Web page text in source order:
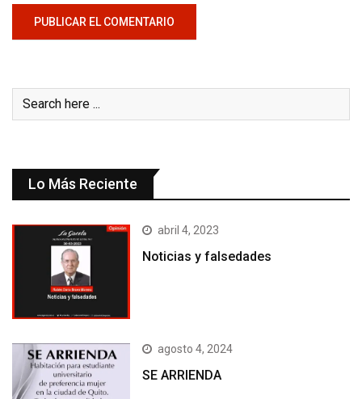
Lo Más Reciente
abril 4, 2023
Noticias y falsedades
agosto 4, 2024
SE ARRIENDA